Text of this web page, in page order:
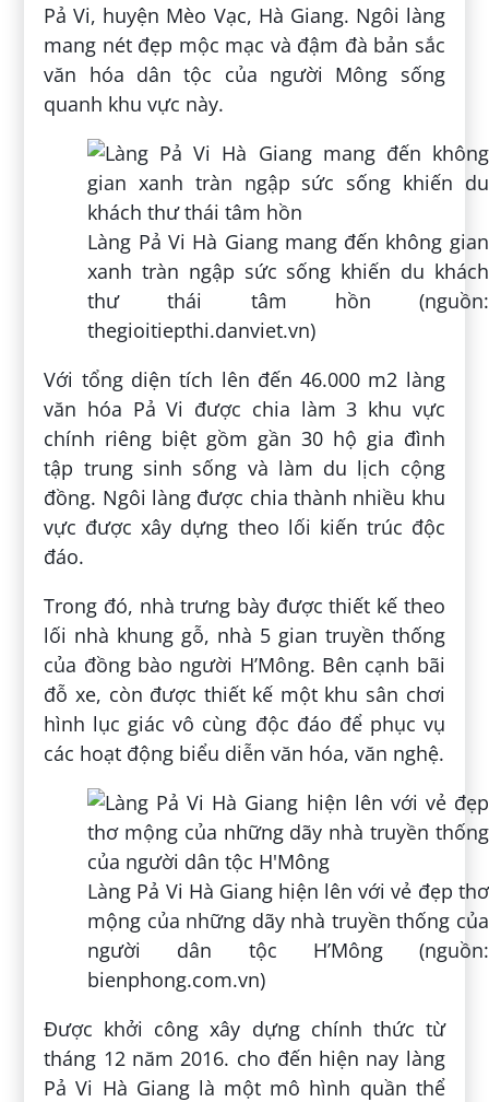
Pả Vi, huyện Mèo Vạc, Hà Giang. Ngôi làng
mang nét đẹp mộc mạc và đậm đà bản sắc
văn hóa dân tộc của người Mông sống
quanh khu vực này.
Làng Pả Vi Hà Giang mang đến không gian
xanh tràn ngập sức sống khiến du khách
thư thái tâm hồn (nguồn:
thegioitiepthi.danviet.vn)
Với tổng diện tích lên đến 46.000 m2 làng
văn hóa Pả Vi được chia làm 3 khu vực
chính riêng biệt gồm gần 30 hộ gia đình
tập trung sinh sống và làm du lịch cộng
đồng. Ngôi làng được chia thành nhiều khu
vực được xây dựng theo lối kiến trúc độc
đáo.
Trong đó, nhà trưng bày được thiết kế theo
lối nhà khung gỗ, nhà 5 gian truyền thống
của đồng bào người H’Mông. Bên cạnh bãi
đỗ xe, còn được thiết kế một khu sân chơi
hình lục giác vô cùng độc đáo để phục vụ
các hoạt động biểu diễn văn hóa, văn nghệ.
Làng Pả Vi Hà Giang hiện lên với vẻ đẹp thơ
mộng của những dãy nhà truyền thống của
người dân tộc H’Mông (nguồn:
bienphong.com.vn)
Được khởi công xây dựng chính thức từ
tháng 12 năm 2016. cho đến hiện nay làng
Pả Vi Hà Giang là một mô hình quần thể